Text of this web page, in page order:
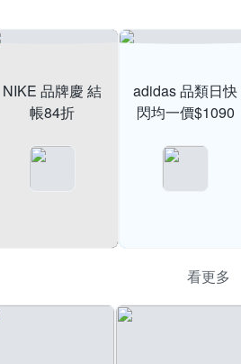
NIKE 品牌慶 結
帳84折
adidas 品類日快
閃均一價$1090
看更多